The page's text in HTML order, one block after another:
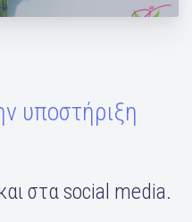
υποστήριξη
στα social media.